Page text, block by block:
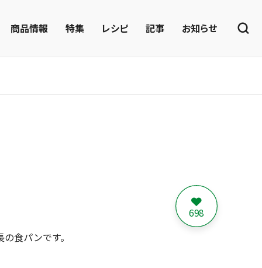
商品情報 特集 レシピ 記事 お知らせ
698
食パンです。